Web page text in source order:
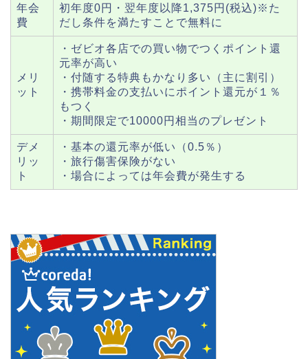
年会
費
初年度0円・翌年度以降1,375円(税込)※た
だし条件を満たすことで無料に
メリ
ット
・ゼビオ各店での買い物でつくポイント還
元率が高い
・付随する特典もかなり多い（主に割引）
・携帯料金の支払いにポイント還元が１％
もつく
・期間限定で10000円相当のプレゼント
デメ
リッ
ト
・基本の還元率が低い（0.5％）
・旅行傷害保険がない
・場合によっては年会費が発生する